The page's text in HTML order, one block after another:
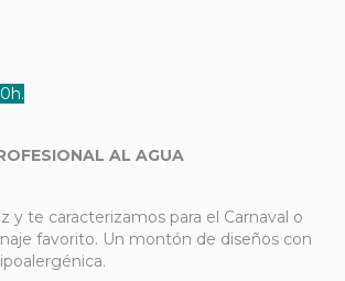
AL AGUA
y te caracterizamos para el Carnaval o
favorito. Un montón de diseños con